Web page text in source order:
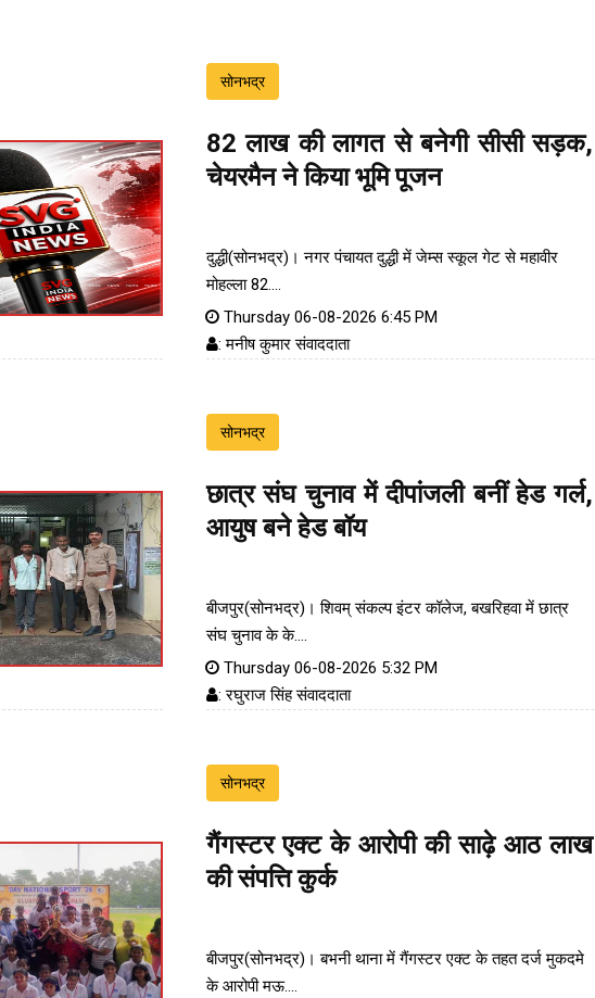
सोनभद्र
82 लाख की लागत से बनेगी सीसी सड़क,
चेयरमैन ने किया भूमि पूजन
दुद्धी(सोनभद्र)। नगर पंचायत दुद्धी में जेम्स स्कूल गेट से महावीर
मोहल्ला 82....
Thursday 06-08-2026 6:45 PM
: मनीष कुमार संवाददाता
सोनभद्र
छात्र संघ चुनाव में दीपांजली बनीं हेड गर्ल,
आयुष बने हेड बॉय
बीजपुर(सोनभद्र)। शिवम् संकल्प इंटर कॉलेज, बखरिहवा में छात्र
संघ चुनाव के के....
Thursday 06-08-2026 5:32 PM
: रघुराज सिंह संवाददाता
सोनभद्र
गैंगस्टर एक्ट के आरोपी की साढ़े आठ लाख
की संपत्ति कुर्क
बीजपुर(सोनभद्र)। बभनी थाना में गैंगस्टर एक्ट के तहत दर्ज मुकदमे
के आरोपी मऊ....